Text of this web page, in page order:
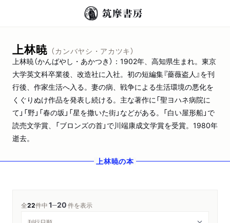
上林暁 （カンバヤシ・アカツキ）
上林暁（かんばやし・あかつき）：1902年、高知県生まれ。東京
大学英文科卒業後、改造社に入社。初の短編集『薔薇盗人』を刊
行後、作家生活へ入る。妻の病、戦争による生活環境の悪化を
くぐりぬけ作品を発表し続ける。主な著作に「聖ヨハネ病院に
て」「野」「春の坂」「星を撒いた街」などがある。「白い屋形船」で
読売文学賞、「ブロンズの首」で川端康成文学賞を受賞。1980年
逝去。
上林暁の本
全22件中1─20件を表示